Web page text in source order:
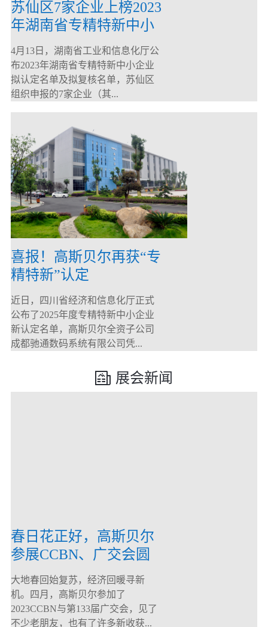
苏仙区7家企业上榜2023
年湖南省专精特新中小
企业
4月13日，湖南省工业和信息化厅公
布2023年湖南省专精特新中小企业
拟认定名单及拟复核名单，苏仙区
组织申报的7家企业（其...
喜报！高斯贝尔再获“专
精特新”认定
近日，四川省经济和信息化厅正式
公布了2025年度专精特新中小企业
新认定名单，高斯贝尔全资子公司
成都驰通数码系统有限公司凭...
展会新闻
春日花正好，高斯贝尔
参展CCBN、广交会圆
满落幕！
大地春回始复苏，经济回暖寻新
机。四月，高斯贝尔参加了
2023CCBN与第133届广交会，见了
不少老朋友，也有了许多新收获...